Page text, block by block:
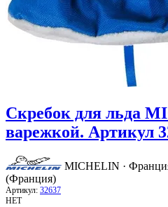
Скребок для льда
варежкой. Артикул
MICHELIN ·
(Франция)
Артикул: 32637
НЕТ